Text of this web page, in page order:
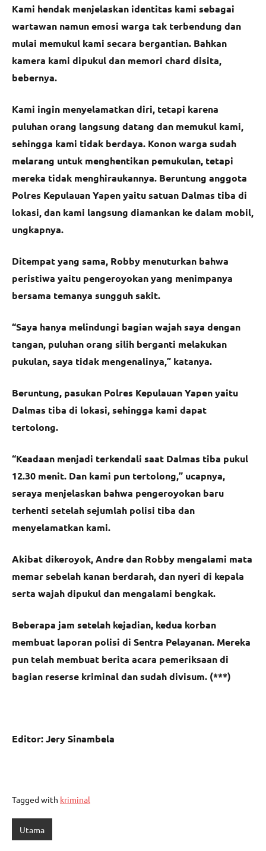
Kami hendak menjelaskan identitas kami sebagai
wartawan namun emosi warga tak terbendung dan
mulai memukul kami secara bergantian. Bahkan
kamera kami dipukul dan memori chard disita,
bebernya.
Kami ingin menyelamatkan diri, tetapi karena
puluhan orang langsung datang dan memukul kami,
sehingga kami tidak berdaya. Konon warga sudah
melarang untuk menghentikan pemukulan, tetapi
mereka tidak menghiraukannya. Beruntung anggota
Polres Kepulauan Yapen yaitu satuan Dalmas tiba di
lokasi, dan kami langsung diamankan ke dalam mobil,
ungkapnya.
Ditempat yang sama, Robby menuturkan bahwa
peristiwa yaitu pengeroyokan yang menimpanya
bersama temanya sungguh sakit.
“Saya hanya melindungi bagian wajah saya dengan
tangan, puluhan orang silih berganti melakukan
pukulan, saya tidak mengenalinya,” katanya.
Beruntung, pasukan Polres Kepulauan Yapen yaitu
Dalmas tiba di lokasi, sehingga kami dapat
tertolong.
“Keadaan menjadi terkendali saat Dalmas tiba pukul
12.30 menit. Dan kami pun tertolong,” ucapnya,
seraya menjelaskan bahwa pengeroyokan baru
terhenti setelah sejumlah polisi tiba dan
menyelamatkan kami.
Akibat dikeroyok, Andre dan Robby mengalami mata
memar sebelah kanan berdarah, dan nyeri di kepala
serta wajah dipukul dan mengalami bengkak.
Beberapa jam setelah kejadian, kedua korban
membuat laporan polisi di Sentra Pelayanan. Mereka
pun telah membuat berita acara pemeriksaan di
bagian reserse kriminal dan sudah divisum. (***)
Editor: Jery Sinambela
Tagged with kriminal
Utama